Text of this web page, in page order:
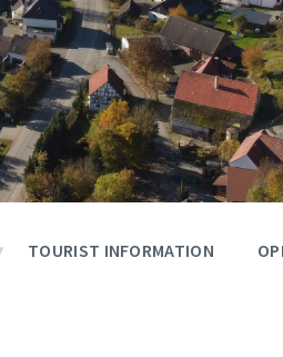
TOURIST INFORMATION